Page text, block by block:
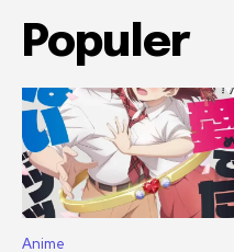
Populer
Anime